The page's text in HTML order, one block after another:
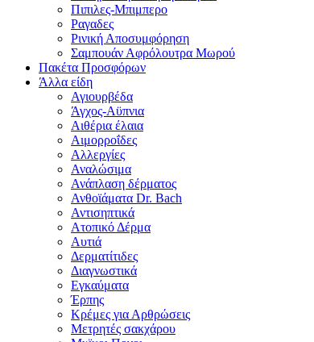
Πιπιλες-Μπιμπερο
Ραγαδες
Ρινική Αποσυμφόρηση
Σαμπουάν Αφρόλουτρα Μωρού
Πακέτα Προσφόρων
Άλλα είδη
Αγιουρβέδα
Άγχος-Αϋπνια
Αιθέρια έλαια
Αιμορροΐδες
Αλλεργίες
Αναλώσιμα
Ανάπλαση δέρματος
Ανθοϊάματα Dr. Bach
Αντισηπτικά
Ατοπικό Δέρμα
Αυτιά
Δερματίτιδες
Διαγνωστικά
Εγκαύματα
Έρπης
Κρέμες για Αρθρώσεις
Μετρητές σακχάρου